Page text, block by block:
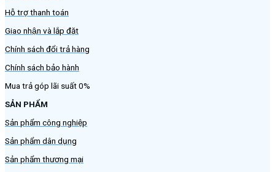
Hỗ trợ thanh toán
Giao nhận và lắp đặt
Chính sách đổi trả hàng
Chính sách bảo hành
Mua trả góp lãi suất 0%
SẢN PHẨM
Sản phẩm công nghiệp
Sản phẩm dân dụng
Sản phẩm thương mại